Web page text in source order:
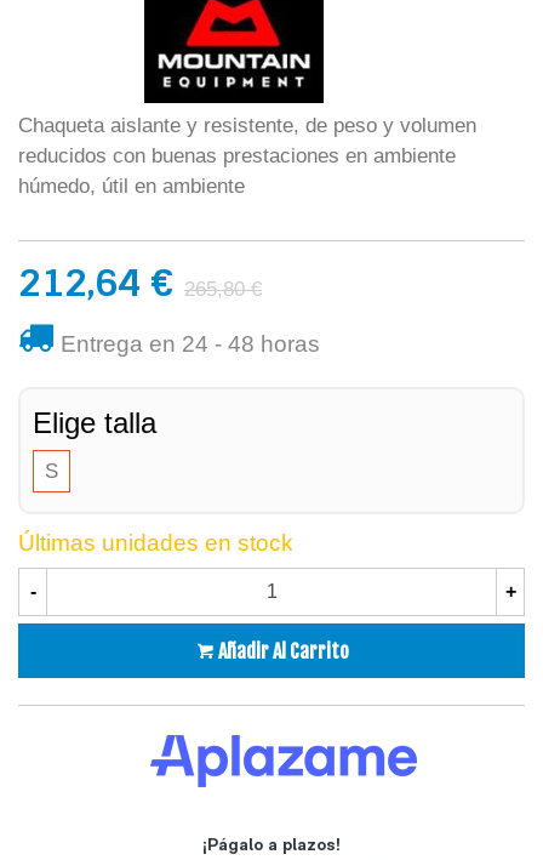
Chaqueta aislante y resistente, de peso y volumen
reducidos con buenas prestaciones en ambiente
húmedo, útil en ambiente
212,64 € 265,80 €
Entrega en 24 - 48 horas
Elige talla
S
Últimas unidades en stock
- +
Añadir Al Carrito